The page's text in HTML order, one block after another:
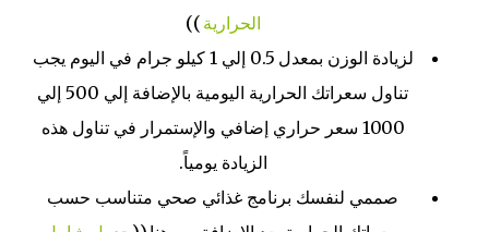
الحرارية))
لزيادة الوزن بمعدل 0.5 إلي 1 كيلو جرام في اليوم يجب
تناول سعراتك الحرارية اليومية بالإضافة إلي 500 إلي
1000 سعر حراري إضافي والإستمرار في تناول هذه
الزيادة يومياً.
صممي لنفسك برنامج غذائي صحي متناسب حسب